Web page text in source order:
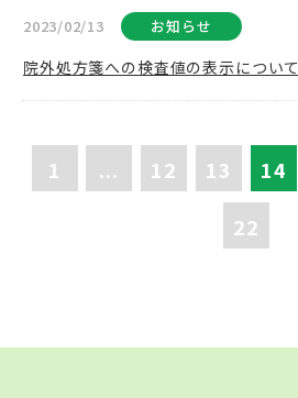
2023/02/13 お知らせ
院外処方箋への検査値の表示について
1 ... 12 13 14
22